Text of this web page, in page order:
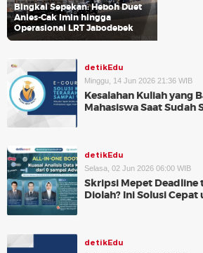
Bingkai Sepekan: Heboh Duet
Anies-Cak Imin hingga
Operasional LRT Jabodebek
detikEdu
Minggu, 14 Jun 2026 21:36 WIB
Kesalahan Kuliah yang
Mahasiswa Saat Sudah
detikEdu
Selasa, 02 Jun 2026 06:00 WIB
Skripsi Mepet Deadline
Diolah? Ini Solusi
detikEdu